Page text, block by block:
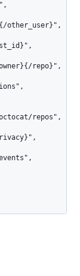
other_user}",
repo}",